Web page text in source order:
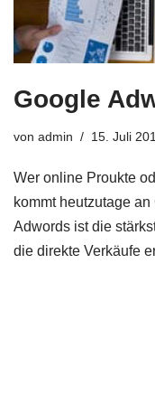
Google
von admin 15. Juli
Wer online Proukte
kommt heutzutage
Adwords ist die
die direkte Verkäufe